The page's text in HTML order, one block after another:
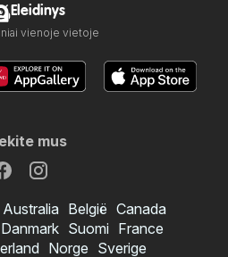
Eleidinys
vienoje vietoje
mus
Australia België Canada
Danmark Suomi France
Norge Sverige